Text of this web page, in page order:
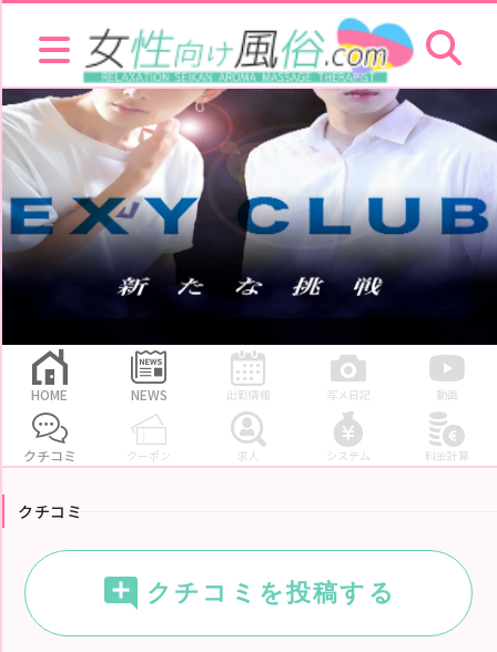
EXYCLUBに投稿された口コミ一覧のページ 女性向け風俗.com
HOME NEWS 出勤情報 写メ日記 動画
クチコミ クーポン 求人 システム 料金計算
クチコミ
add_comment クチコミを投稿する
お
店
を
探
す
セ
ラ
お
店
ラ
キ
ン
グ
セ
ピ
ス
キ
ン
グ